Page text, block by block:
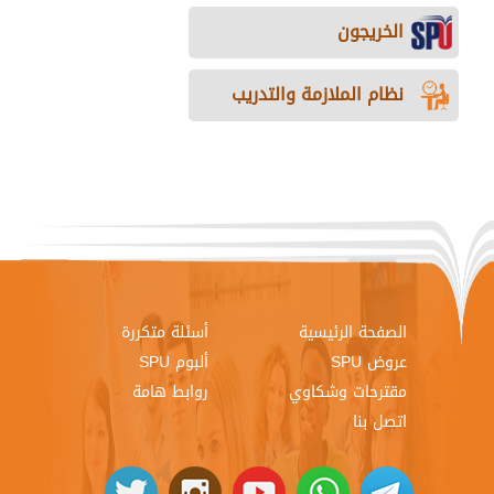
الخريجون
نظام الملازمة والتدريب
الصفحة الرئيسية
أسئلة متكررة
عروض SPU
ألبوم SPU
مقترحات وشكاوي
روابط هامة
اتصل بنا